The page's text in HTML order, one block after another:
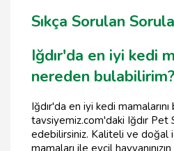
Sıkça Sorulan
Iğdır'da en iyi kedi
nereden bulabilirim?
Iğdır'da en iyi kedi
tavsiyemiz.com'daki Iğdır Pet
edebilirsiniz. Kaliteli ve doğal
mamaları ile evcil